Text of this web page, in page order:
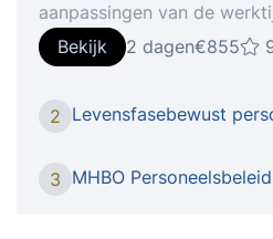
aanpassingen van de
invoeren van
veranderen van
invoeren van een nieuw
functiewaarderingsysteem:
belangrijke wijzigingen
Bekijk 2 dagen€855
2 Levensfasebewust
3 MHBO